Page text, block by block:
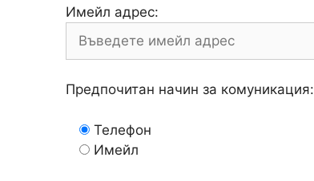
Имейл адрес:
Предпочитан начин за комуникация:
Телефон
Имейл